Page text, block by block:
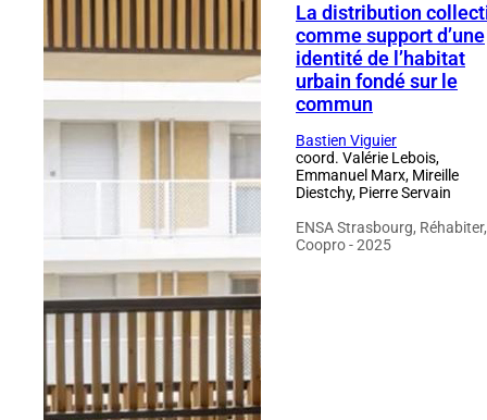
La distribution
comme support d’une
identité de l’habitat
urbain fondé sur le
commun
Bastien Viguier
coord. Valérie Lebois,
Emmanuel Marx, Mireille
Diestchy, Pierre Servain
ENSA Strasbourg, Réhabiter,
Coopro - 2025